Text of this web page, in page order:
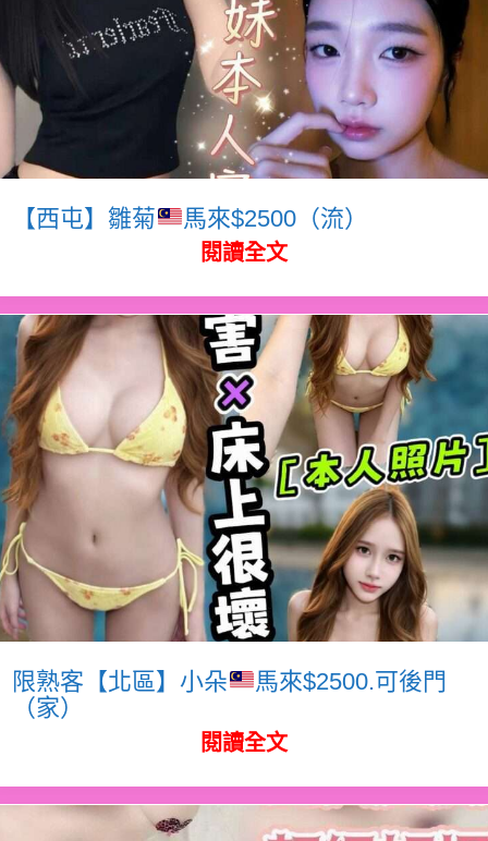
【西屯】雛菊 馬來$2500（流）
閱讀全文
限熟客【北區】小朵
馬來$2500.可後門
（家）
閱讀全文